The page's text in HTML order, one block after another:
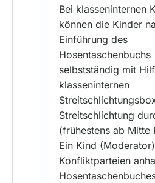
Bei klasseninternen
können die Kinder
Einführung des
Hosentaschenbuchs
selbstständig mit
klasseninternen
Streitschlichtung
(frühestens ab Mitte
Ein Kind
Konfliktparteien